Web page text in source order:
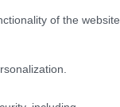
of the website
στην
του
δήλωσε
στη
θέσεις